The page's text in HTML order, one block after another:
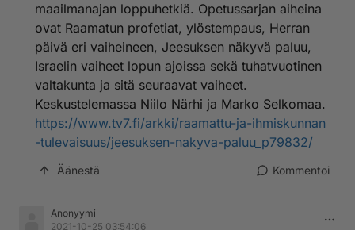
maailmanajan loppuhetkiä. Opetussarjan aiheina
ovat Raamatun profetiat, ylöstempaus, Herran
päivä eri vaiheineen, Jeesuksen näkyvä paluu,
Israelin vaiheet lopun ajoissa sekä tuhatvuotinen
valtakunta ja sitä seuraavat vaiheet.
Keskustelemassa Niilo Närhi ja Marko Selkomaa.
https://www.tv7.fi/arkki/raamattu-ja-ihmiskunnan
-tulevaisuus/jeesuksen-nakyva-paluu_p79832/
Äänestä Kommentoi
Anonyymi
2021-10-25 03:54:06